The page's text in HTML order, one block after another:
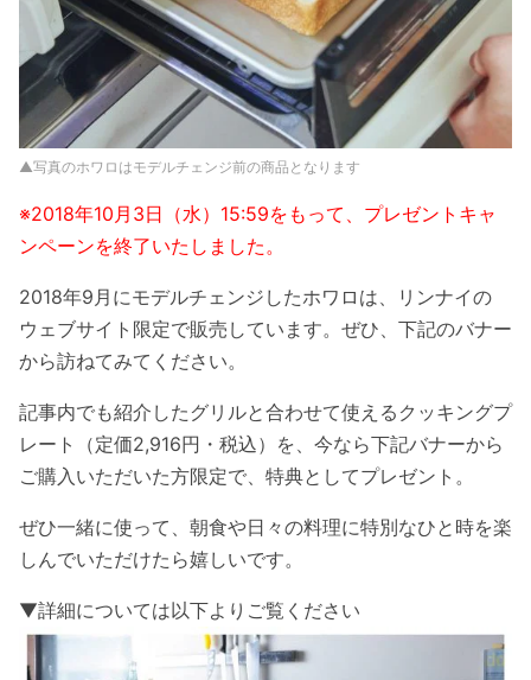
▲写真のホワロはモデルチェンジ前の商品となります
※2018年10 月 3日（水） 15:59をもって、プレゼントキャ
ンペーンを終了いたしました。
2018年9月にモデルチェンジしたホワロは、リンナイの
ウェブサイト限定で販売しています。ぜひ、下記のバナー
から訪ねてみてください。
記事内でも紹介したグリルと合わせて使えるクッキングプ
レート（定価2,916円・税込）を、今なら下記バナーから
ご購入いただいた方限定で、特典としてプレゼント。
ぜひ一緒に使って、朝食や日々の料理に特別なひと時を楽
しんでいただけたら嬉しいです。
▼詳細については以下よりご覧ください